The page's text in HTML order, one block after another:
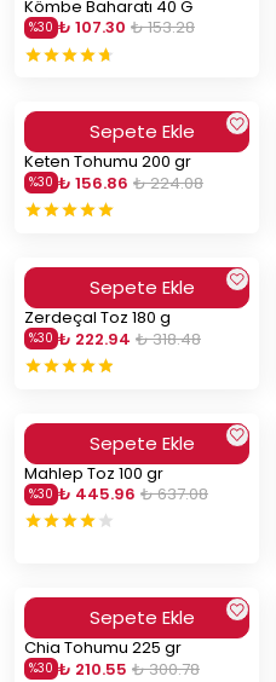
Kömbe Baharatı 40 G
%30 ₺ 107.30 ₺ 153.28
Sepete Ekle
Keten Tohumu 200 gr
%30 ₺ 156.86 ₺ 224.08
Sepete Ekle
Zerdeçal Toz 180 g
%30 ₺ 222.94 ₺ 318.48
Sepete Ekle
Mahlep Toz 100 gr
%30 ₺ 445.96 ₺ 637.08
Sepete Ekle
Chia Tohumu 225 gr
%30 ₺ 210.55 ₺ 300.78